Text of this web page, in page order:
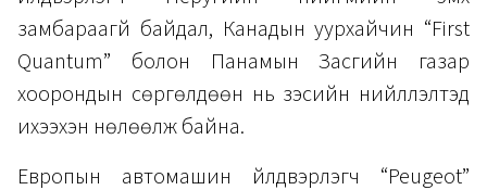
замбараагүй байдал, Канадын уурхайчин “First
Quantum” болон Панамын Засгийн газар
хоорондын сөргөлдөөн нь зэсийн нийлүүлэлтэд
ихээхэн нөлөөлж байна.
Европын автомашин үйлдвэрлэгч “Peugeot”